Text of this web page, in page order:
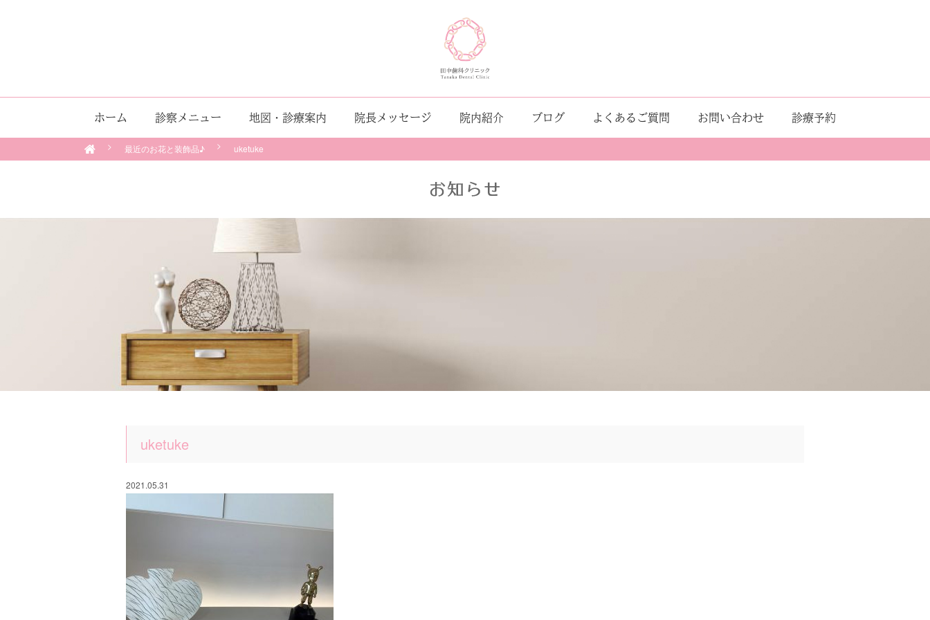
ホーム 診察メニュー 地図・診療案内 院長メッセージ 院内紹介 ブログ よくあるご質問 お問い合わせ 診療予約
最近のお花と装飾品♪ uketuke
uketuke
2021.05.31